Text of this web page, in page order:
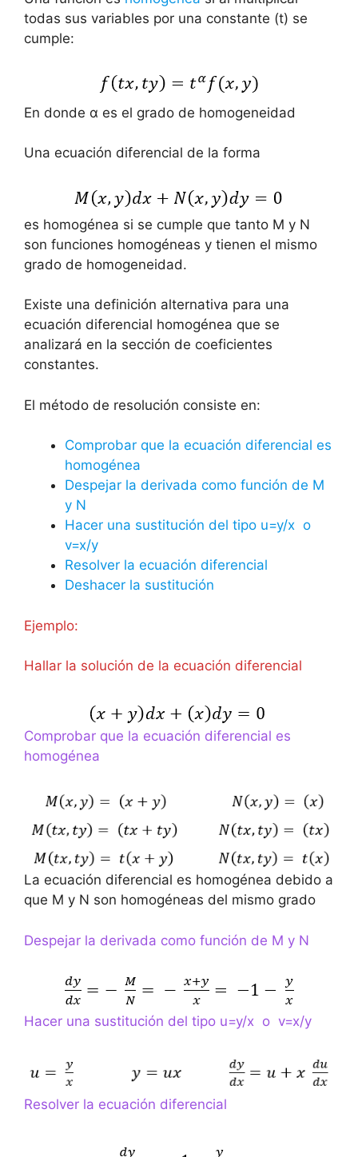
todas sus variables por una constante (t) se
cumple:
En donde α es el grado de homogeneidad
Una ecuación diferencial de la forma
es homogénea si se cumple que tanto M y N
son funciones homogéneas y tienen el mismo
grado de homogeneidad.
Existe una definición alternativa para una
ecuación diferencial homogénea que se
analizará en la sección de coeficientes
constantes.
El método de resolución consiste en:
Comprobar que la ecuación diferencial es
homogénea
Despejar la derivada como función de M
y N
Hacer una sustitución del tipo u=y/x o
v=x/y
Resolver la ecuación diferencial
Deshacer la sustitución
Ejemplo:
Hallar la solución de la ecuación diferencial
Comprobar que la ecuación diferencial es
homogénea
La ecuación diferencial es homogénea debido a
que M y N son homogéneas del mismo grado
Despejar la derivada como función de M y N
Hacer una sustitución del tipo u=y/x o v=x/y
Resolver la ecuación diferencial